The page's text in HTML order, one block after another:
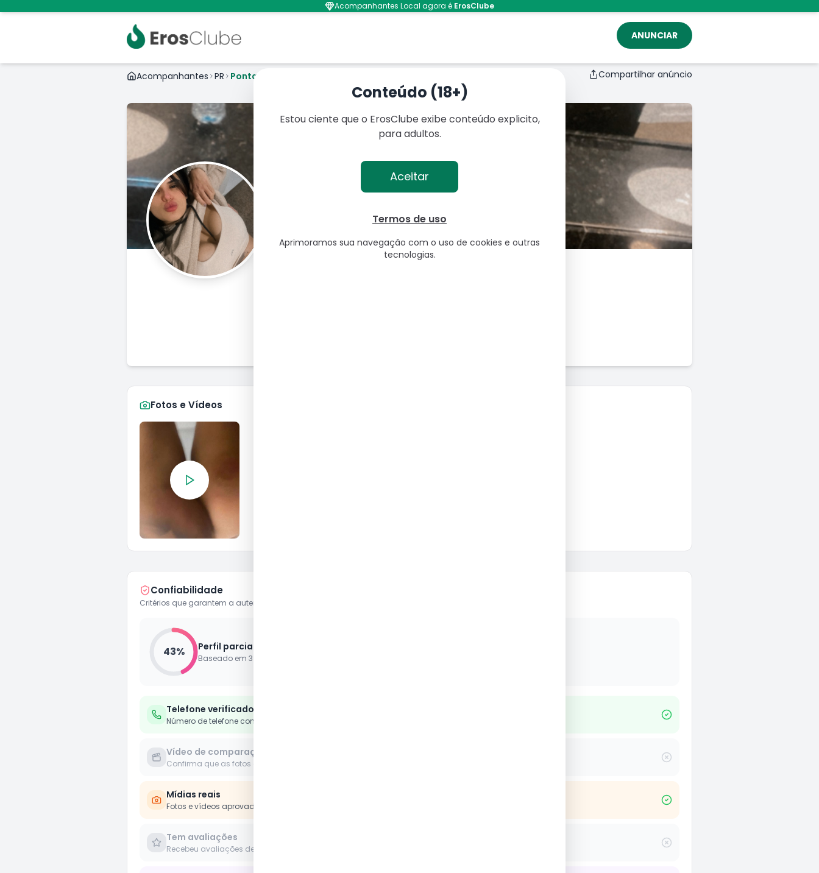
Conteúdo (18+)
Estou ciente que o ErosClube exibe conteúdo explicito,
para adultos.
Aceitar
Termos de uso
Aprimoramos sua navegação com o uso de cookies e outras
tecnologias.
ANUNCIAR
Acompanhantes Local agora é ErosClube
Acompanhantes PR Ponta Grossa Compartilhar anúncio
Fotos e Vídeos
Confiabilidade
Critérios que garantem a autenticidade deste perfil
43% Perfil parcialmente verificado
Baseado em 3
Telefone verificado
Número de telefone confirmado pela plataforma
Vídeo de comparação
Confirma que as fotos e vídeos são reais
Mídias reais
Fotos e vídeos aprovados pela moderação
Tem avaliações
Recebeu avaliações de clientes